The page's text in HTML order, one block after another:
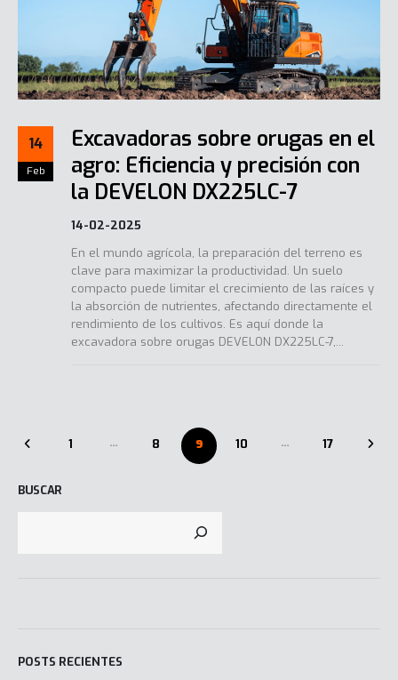
14
Feb
Excavadoras sobre orugas en el
agro: Eficiencia y precisión con
la DEVELON DX225LC-7
14-02-2025
En el mundo agrícola, la preparación del terreno es
clave para maximizar la productividad. Un suelo
compacto puede limitar el crecimiento de las raíces y
la absorción de nutrientes, afectando directamente el
rendimiento de los cultivos. Es aquí donde la
excavadora sobre orugas DEVELON DX225LC-7,...
1 … 8 9 10 … 17
BUSCAR
POSTS RECIENTES